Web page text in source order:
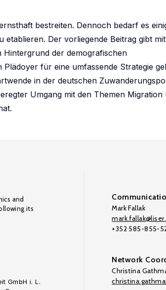
bestreiten. Dennoch bedarf es
Der vorliegende Beitrag gibt
Hintergrund der demografischen
für eine umfassende Strategie
in der deutschen
Umgang mit den Themen Migration
and
its
GmbH i. L.
Mark Fallak
+352 585-855-
Network
Christina